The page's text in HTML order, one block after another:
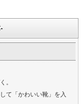
。
て「かわいい靴」を入